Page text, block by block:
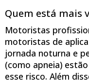
Quem está mais
Motoristas
motoristas de
jornada noturna e
(como apneia)
esse risco. Além